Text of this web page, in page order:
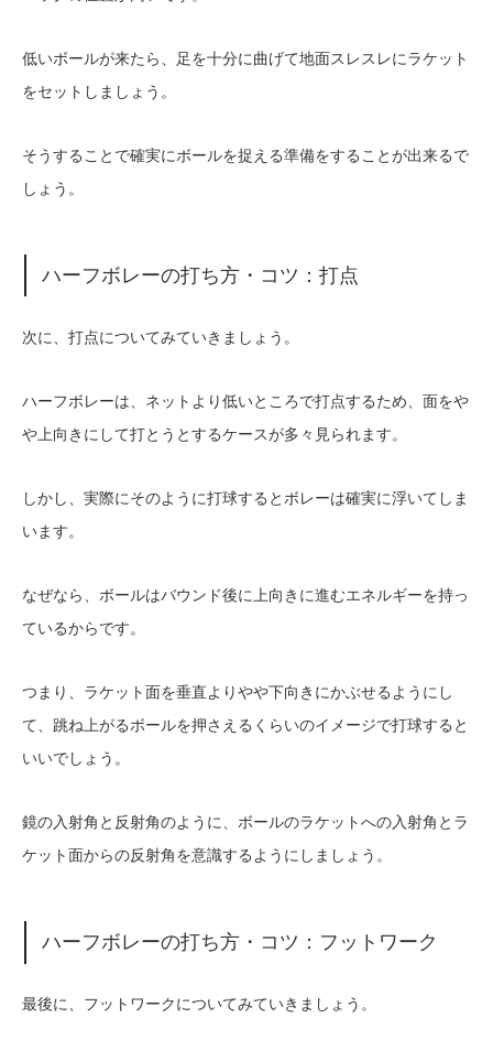
低いボールが来たら、足を十分に曲げて地面スレスレにラケット
をセットしましょう。
そうすることで確実にボールを捉える準備をすることが出来るで
しょう。
ハーフボレーの打ち方・コツ：打点
次に、打点についてみていきましょう。
ハーフボレーは、ネットより低いところで打点するため、面をや
や上向きにして打とうとするケースが多々見られます。
しかし、実際にそのように打球するとボレーは確実に浮いてしま
います。
なぜなら、ボールはバウンド後に上向きに進むエネルギーを持っ
ているからです。
つまり、ラケット面を垂直よりやや下向きにかぶせるようにし
て、跳ね上がるボールを押さえるくらいのイメージで打球すると
いいでしょう。
鏡の入射角と反射角のように、ボールのラケットへの入射角とラ
ケット面からの反射角を意識するようにしましょう。
ハーフボレーの打ち方・コツ：フットワーク
最後に、フットワークについてみていきましょう。